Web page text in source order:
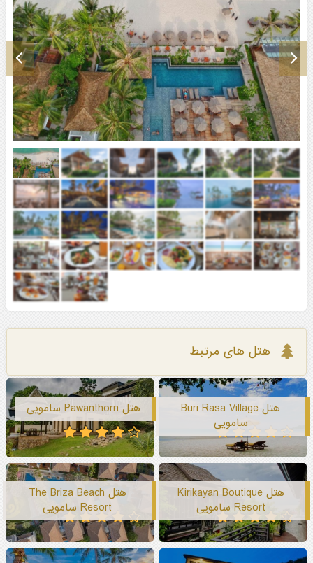
هتل های مرتبط
هتل Buri Rasa Village
سامویی
هتل Pawanthorn سامویی
هتل Kirikayan Boutique
Resort سامویی
هتل The Briza Beach
Resort سامویی